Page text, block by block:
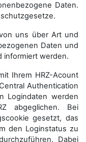
Daten.
uns über Art und
Daten und
informiert werden.
Ihrem HRZ-Acount
Authentication
Logindaten werden
abgeglichen. Bei
gesetzt, das
den Loginstatus zu
Dabei